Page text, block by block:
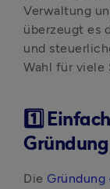
Verwaltung
überzeugt es
und
Wahl für viele
1️⃣
Gründung
Die Gründung